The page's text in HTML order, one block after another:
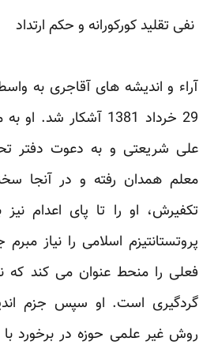
آراء و اندیشه های آقاجری به
29 خرداد 1381 آشکار
‏علی شریعتی و به دعوت دفتر
معلم همدان رفته و در آنجا
تکفیرش، او را ‏تا پای اعدام
پروتستانتیزم اسلامی را نیاز
فعلی را منحط عنوان می ‏کند که
گردگیری است. او سپس جزم
روش غیر علمی حوزه در برخورد